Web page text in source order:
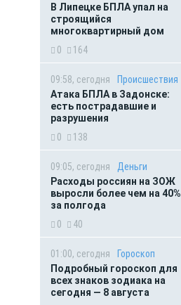
В Липецке БПЛА упал на
строящийся
многоквартирный дом
0
164
09:58, сегодня
Происшествия
Атака БПЛА в Задонске:
есть пострадавшие и
разрушения
0
138
09:05, сегодня
Деньги
Расходы россиян на ЗОЖ
выросли более чем на 40%
за полгода
0
40
01:00, сегодня
Гороскоп
Подробный гороскоп для
всех знаков зодиака на
сегодня — 8 августа